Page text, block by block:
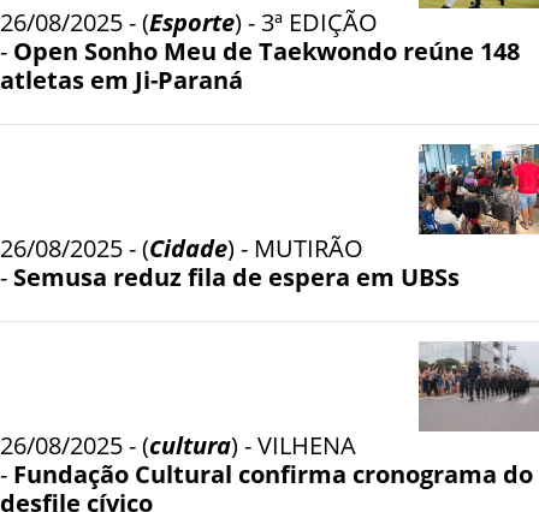
26/08/2025 - (Esporte) - 3ª EDIÇÃO
- Open Sonho Meu de Taekwondo reúne 148
atletas em Ji-Paraná
26/08/2025 - (Cidade) - MUTIRÃO
- Semusa reduz fila de espera em UBSs
26/08/2025 - (cultura) - VILHENA
- Fundação Cultural confirma cronograma do
desfile cívico